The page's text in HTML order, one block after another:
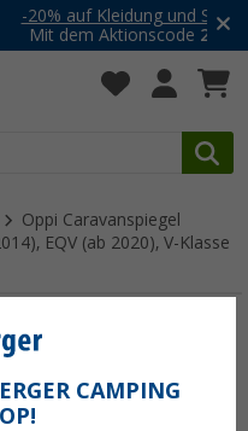
und Schuhe
20SSV
Oppi Caravanspiegel
EQV (ab 2020), V-Klasse
für
(ab 2020), V-
CAMPING